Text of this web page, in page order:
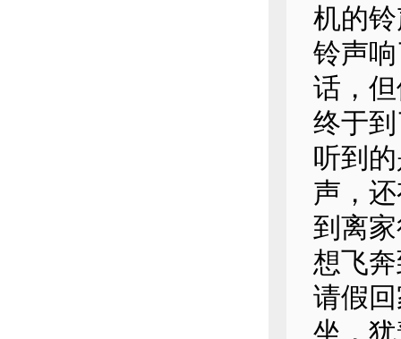
机的
铃声
话，
终于
听到
声，
到离
想飞
请假
坐，